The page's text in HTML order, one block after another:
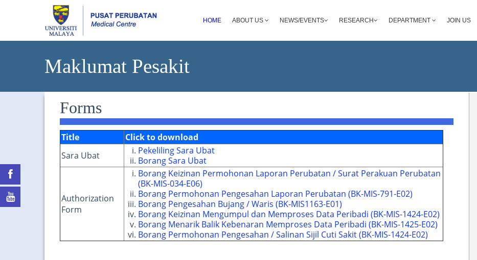
HOME ABOUT US NEWS/EVENTS RESEARCH DEPARTMENT JOIN US
Maklumat Pesakit
Forms
Title
Click to download
Sara Ubat
Pekeliling Sara Ubat
Borang Sara Ubat
Authorization
Form
Borang Keizinan Permohonan Laporan Perubatan / Surat Perakuan Perubatan
(BK-MIS-034-E06)
Borang Permohonan Pengesahan Laporan Perubatan (BK-MIS-791-E02)
Borang Pengesahan Bujang / Waris (BK-MIS1163-E01)
Borang Keizinan Mengumpul dan Memproses Data Peribadi (BK-MIS-1424-E02)
Borang Menarik Balik Kebenaran Memproses Data Peribadi (BK-MIS-1425-E02)
Borang Permohonan Pengesahan / Salinan Sijil Cuti Sakit (BK-MIS-1424-E02)